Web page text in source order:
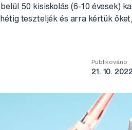
50 kisiskolás (6-10 évesek)
teszteljék és arra kértük
Publikováno
21. 10. 2022